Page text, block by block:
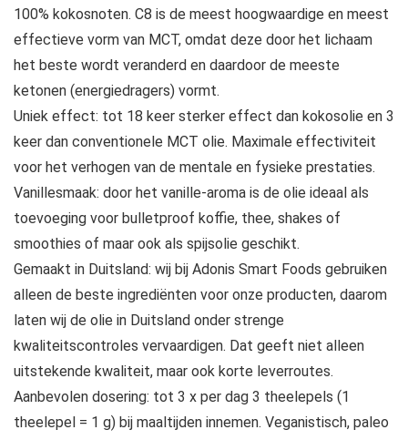
100% kokosnoten. C8 is de meest hoogwaardige en meest
effectieve vorm van MCT, omdat deze door het lichaam
het beste wordt veranderd en daardoor de meeste
ketonen (energiedragers) vormt.
Uniek effect: tot 18 keer sterker effect dan kokosolie en 3
keer dan conventionele MCT olie. Maximale effectiviteit
voor het verhogen van de mentale en fysieke prestaties.
Vanillesmaak: door het vanille-aroma is de olie ideaal als
toevoeging voor bulletproof koffie, thee, shakes of
smoothies of maar ook als spijsolie geschikt.
Gemaakt in Duitsland: wij bij Adonis Smart Foods gebruiken
alleen de beste ingrediënten voor onze producten, daarom
laten wij de olie in Duitsland onder strenge
kwaliteitscontroles vervaardigen. Dat geeft niet alleen
uitstekende kwaliteit, maar ook korte leverroutes.
Aanbevolen dosering: tot 3 x per dag 3 theelepels (1
theelepel = 1 g) bij maaltijden innemen. Veganistisch, paleo